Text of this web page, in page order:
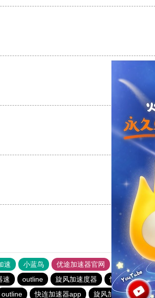
速 小蓝鸟 优途加速器官网 风驰加速器
速 outline 旋风加速度器 快连加速器
outline 快连加速器app 旋风加速度器